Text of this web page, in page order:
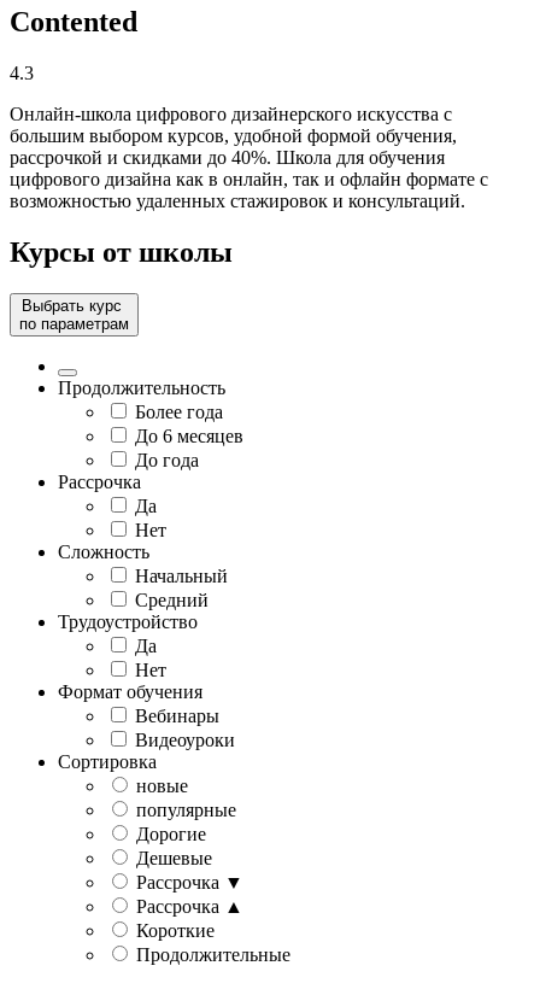
Contented
4.3
Онлайн-школа цифрового дизайнерского искусства с
большим выбором курсов, удобной формой обучения,
рассрочкой и скидками до 40%. Школа для обучения
цифрового дизайна как в онлайн, так и офлайн формате с
возможностью удаленных стажировок и консультаций.
Курсы от школы
Выбрать курс
по параметрам
Продолжительность
Более года
До 6 месяцев
До года
Рассрочка
Да
Нет
Сложность
Начальный
Средний
Трудоустройство
Да
Нет
Формат обучения
Вебинары
Видеоуроки
Сортировка
новые
популярные
Дорогие
Дешевые
Рассрочка ▼
Рассрочка ▲
Короткие
Продолжительные